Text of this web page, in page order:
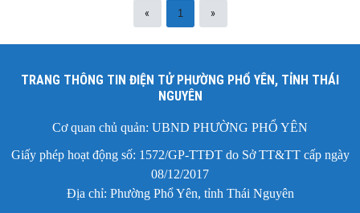
« 1 »
TRANG THÔNG TIN ĐIỆN TỬ PHƯỜNG PHỔ YÊN, TỈNH THÁI
NGUYÊN
Cơ quan chủ quản: UBND PHƯỜNG PHỔ YÊN
Giấy phép hoạt động số: 1572/GP-TTĐT do Sở TT&TT cấp ngày
08/12/2017
Địa chỉ: Phường Phổ Yên, tỉnh Thái Nguyên